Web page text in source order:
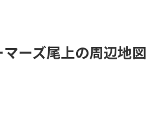
マーズ尾上の周辺地図